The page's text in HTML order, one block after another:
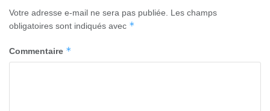
Votre adresse e-mail ne sera pas publiée.
Les champs
obligatoires sont indiqués avec *
Commentaire *